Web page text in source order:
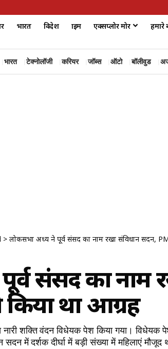
भारत विदेश क्राइम एक्सप्लोर मोर हमारे
भारत टेक्नोलॉजी करियर जॉब्स ऑटो बॉलीवुड
> लोकसभा अध्यक्ष ने पूर्व संसद का नाम रखा संविधान सदन,
संसद का नाम
था आग्रह
शक्ति वंदन विधेयक पेश किया गया। विधेयक पेश
में दर्शक दीर्घा में बड़ी संख्या में महिलाएं मौजूद